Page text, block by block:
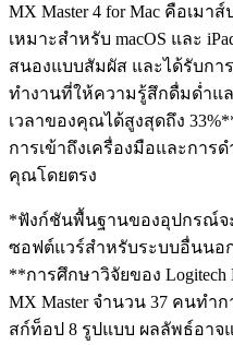
MX Master 4 for Mac คือเม
เหมาะสำหรับ macOS และ
สนองแบบสัมผัส และได้รับก
ทำงานที่ให้ความรู้สึกดื่มด่ำแ
เวลาของคุณได้สูงสุดถึง
การเข้าถึงเครื่องมือและการ
คุณโดยตรง
*ฟังก์ชันพื้นฐานของอุปกรณ์จ
ซอฟต์แวร์สำหรับระบบอื่นนอก
**การศึกษาวิจัยของ Logitech
MX Master จำนวน 37 คนทำ
สก์ท็อป 8 รูปแบบ ผลลัพธ์อา